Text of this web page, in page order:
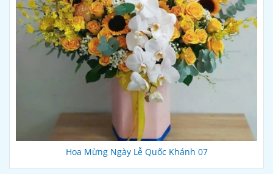
Hoa Mừng Ngày Lễ Quốc Khánh 07